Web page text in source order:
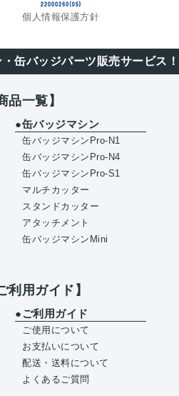
個人情報保護方針
缶バッジパーツ販売サービス！
品一覧】
●缶バッジマシン
缶バッジマシンPro-N1
缶バッジマシンPro-N4
缶バッジマシンPro-S1
マルチカッター
スタンドカッター
アタッチメント
缶バッジマシンMini
利用ガイド】
●ご利用ガイド
ご使用について
お支払いについて
配送・送料について
よくあるご質問